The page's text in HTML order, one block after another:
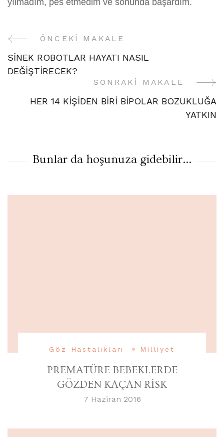
Yazı
Gezinme
ÖNCEKI MAKALE
SİNEK ROBOTLAR HAYATI NASIL
DEĞİŞTİRECEK?
SONRAKI MAKALE
HER 14 KİŞİDEN BİRİ BİPOLAR BOZUKLUĞA
YATKIN
Bunlar da hoşunuza gidebilir...
Göz Hastalıkları Milliyet
PREMATÜRE BEBEKLERDE
GÖZDEN KAÇAN RİSK
7 Haziran 2016